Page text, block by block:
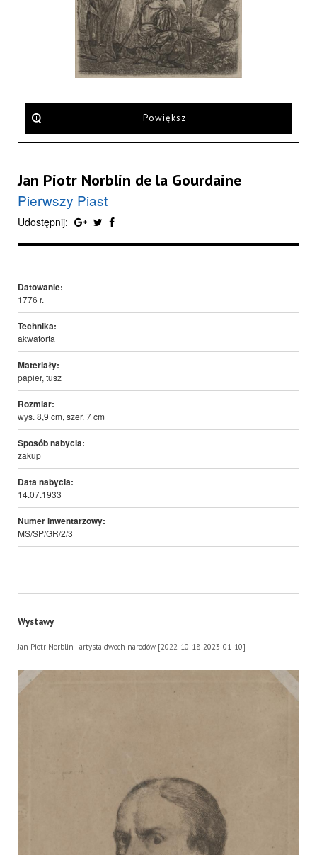
Powiększ
Jan Piotr Norblin de la Gourdaine
Pierwszy Piast
Udostępnij:
Datowanie:
1776 r.
Technika:
akwaforta
Materiały:
papier, tusz
Rozmiar:
wys. 8,9 cm, szer. 7 cm
Sposób nabycia:
zakup
Data nabycia:
14.07.1933
Numer inwentarzowy:
MS/SP/GR/2/3
Wystawy
Jan Piotr Norblin - artysta dwoch narodów [2022-10-18-2023-01-10]